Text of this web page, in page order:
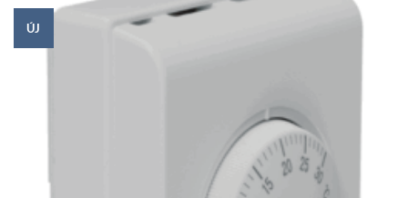
ÚJ